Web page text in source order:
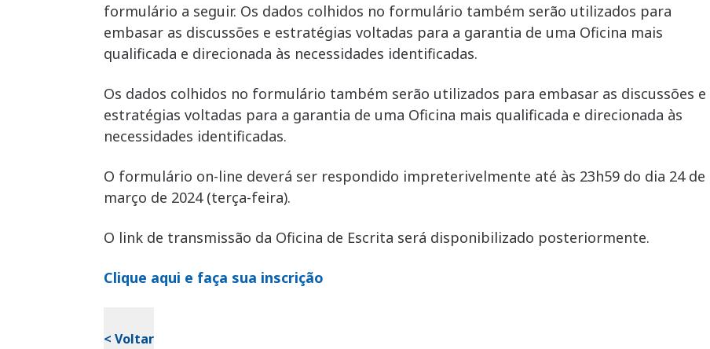
formulário a seguir. Os dados colhidos no formulário também serão utilizados para
embasar as discussões e estratégias voltadas para a garantia de uma Oficina mais
qualificada e direcionada às necessidades identificadas.
Os dados colhidos no formulário também serão utilizados para embasar as discussões e
estratégias voltadas para a garantia de uma Oficina mais qualificada e direcionada às
necessidades identificadas.
O formulário on-line deverá ser respondido impreterivelmente até às 23h59 do dia 24 de
março de 2024 (terça-feira).
O link de transmissão da Oficina de Escrita será disponibilizado posteriormente.
Clique aqui e faça sua inscrição
< Voltar